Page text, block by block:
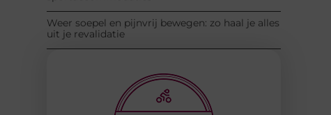
Weer soepel en pijnvrij bewegen: zo haal je alles
uit je revalidatie